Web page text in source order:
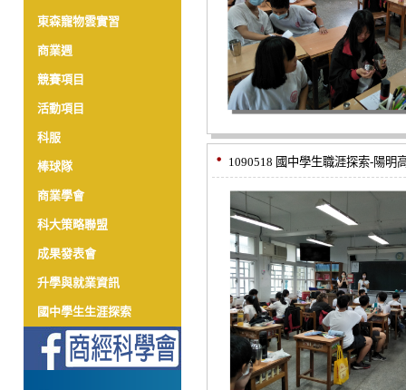
東森寵物雲實習
商業週
競賽項目
活動項目
科服
棒球隊
商業學會
科大策略聯盟
成果發表會
升學與就業資訊
國中學生生涯探索
1090518 國中學生職涯探索-陽明